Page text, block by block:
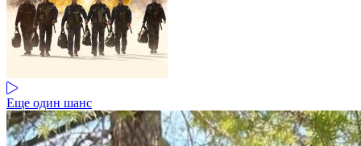
Еще один шанс